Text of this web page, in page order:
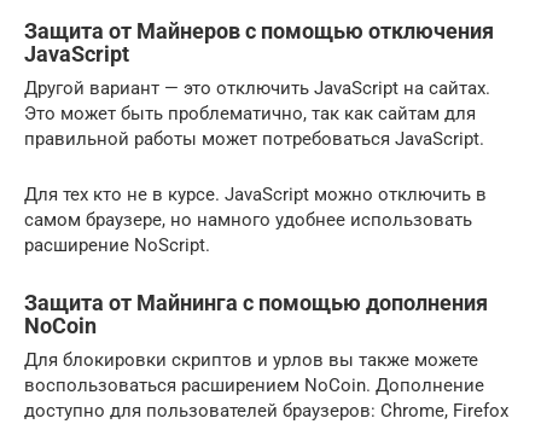
Защита от Майнеров с помощью отключения
JavaScript
Другой вариант — это отключить JavaScript на сайтах.
Это может быть проблематично, так как сайтам для
правильной работы может потребоваться JavaScript.
Для тех кто не в курсе. JavaScript можно отключить в
самом браузере, но намного удобнее использовать
расширение NoScript.
Защита от Майнинга с помощью дополнения
NoCoin
Для блокировки скриптов и урлов вы также можете
воспользоваться расширением NoCoin. Дополнение
доступно для пользователей браузеров: Chrome, Firefox